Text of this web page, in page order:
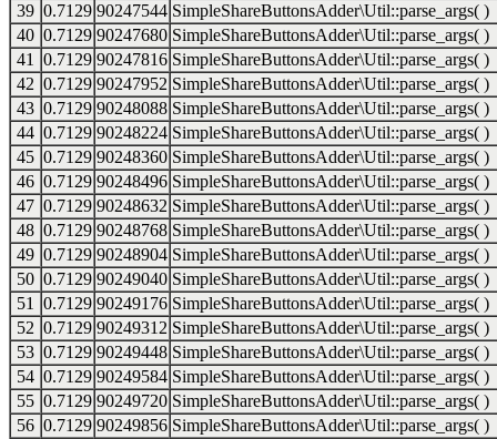
39 0.7129 90247544 SimpleShareButtonsAdder\Util::parse_args( )
40 0.7129 90247680 SimpleShareButtonsAdder\Util::parse_args( )
41
0.7129 90247816 SimpleShareButtonsAdder\Util::parse_args( )
42 0.7129 90247952 SimpleShareButtonsAdder\Util::parse_args( )
43 0.7129 90248088 SimpleShareButtonsAdder\Util::parse_args( )
44 0.7129 90248224 SimpleShareButtonsAdder\Util::parse_args( )
45 0.7129 90248360 SimpleShareButtonsAdder\Util::parse_args( )
46 0.7129 90248496 SimpleShareButtonsAdder\Util::parse_args( )
47 0.7129 90248632 SimpleShareButtonsAdder\Util::parse_args( )
48 0.7129 90248768 SimpleShareButtonsAdder\Util::parse_args( )
49 0.7129 90248904 SimpleShareButtonsAdder\Util::parse_args( )
50 0.7129 90249040 SimpleShareButtonsAdder\Util::parse_args( )
51
0.7129 90249176 SimpleShareButtonsAdder\Util::parse_args( )
52 0.7129 90249312 SimpleShareButtonsAdder\Util::parse_args( )
53 0.7129 90249448 SimpleShareButtonsAdder\Util::parse_args( )
54 0.7129 90249584 SimpleShareButtonsAdder\Util::parse_args( )
55 0.7129 90249720 SimpleShareButtonsAdder\Util::parse_args( )
56 0.7129 90249856 SimpleShareButtonsAdder\Util::parse_args( )